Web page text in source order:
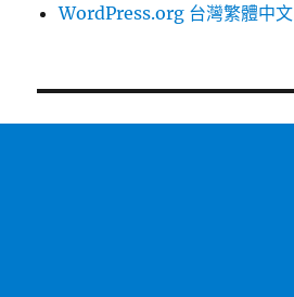
WordPress.org 台灣繁體中文